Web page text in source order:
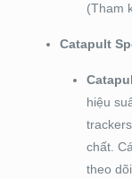
(Tham
Catapult
hiệu
chất.
theo